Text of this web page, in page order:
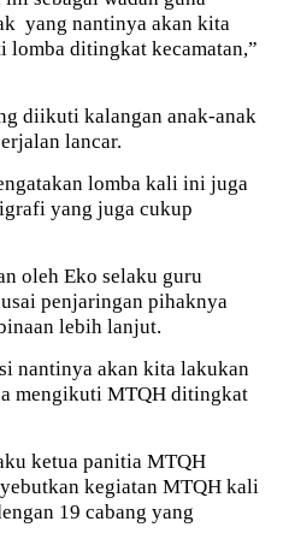
yang nantinya akan kita
ditingkat kecamatan,”
diikuti kalangan anak-anak
lancar.
lomba kali ini juga
yang juga cukup
oleh Eko selaku guru
penjaringan pihaknya
lebih lanjut.
nantinya akan kita lakukan
mengikuti MTQH ditingkat
ketua panitia MTQH
kegiatan MTQH kali
19 cabang yang